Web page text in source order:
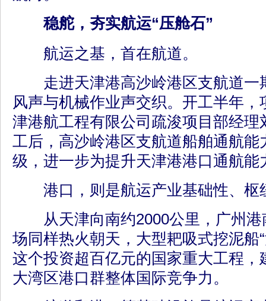
稳舵，夯实航运“压舱石”
航运之基，首在航道。
走进天津港高沙岭港区支航道一
风声与机械作业声交织。开工半年
津港航工程有限公司疏浚项目部经理
工后，高沙岭港区支航道船舶通航能
级，进一步为提升天津港港口通航能
港口，则是航运产业基础性、枢
从天津向南约2000公里，广州港
场同样热火朝天，大型耙吸式挖泥船
这个投资超百亿元的国家重大工程，
大湾区港口群整体国际竞争力。